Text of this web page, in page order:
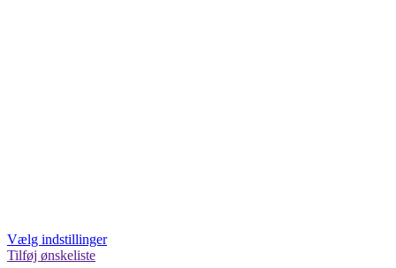
Vælg indstillinger
Tilføj ønskeliste